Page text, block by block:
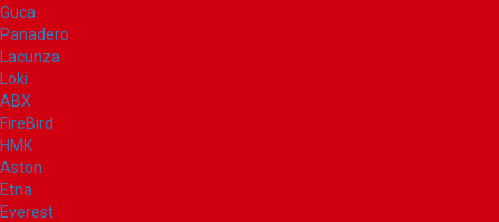
Guca
Panadero
Lacunza
Loki
ABX
FireBird
НМК
Aston
Etna
Everest